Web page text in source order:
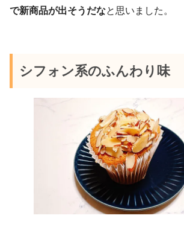
で新商品が出そうだなと思いました。
シフォン系のふんわり味